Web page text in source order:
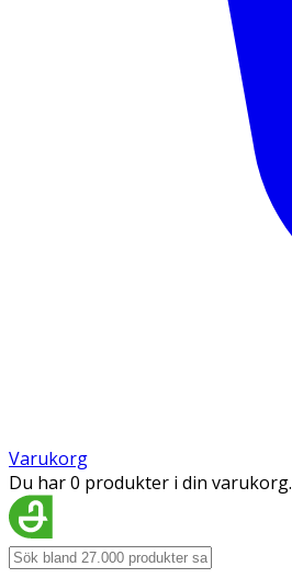
Varukorg
Du har 0 produkter i din varukorg.